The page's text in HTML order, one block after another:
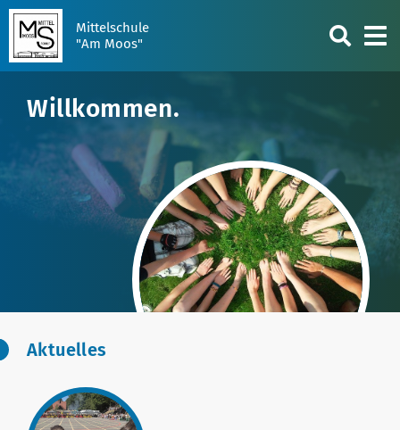
Mittelschule
"Am Moos"
Willkommen.
Aktuelles